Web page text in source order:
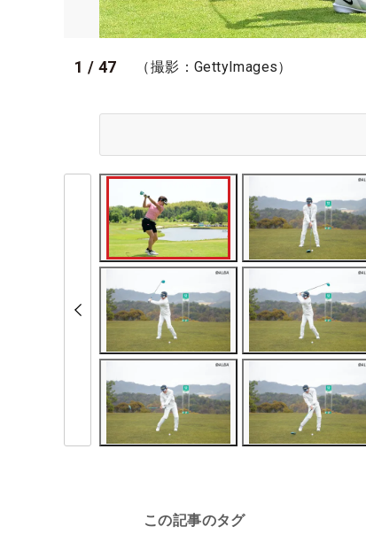
1 / 47 （撮影：GettyImages）
この記事のタグ